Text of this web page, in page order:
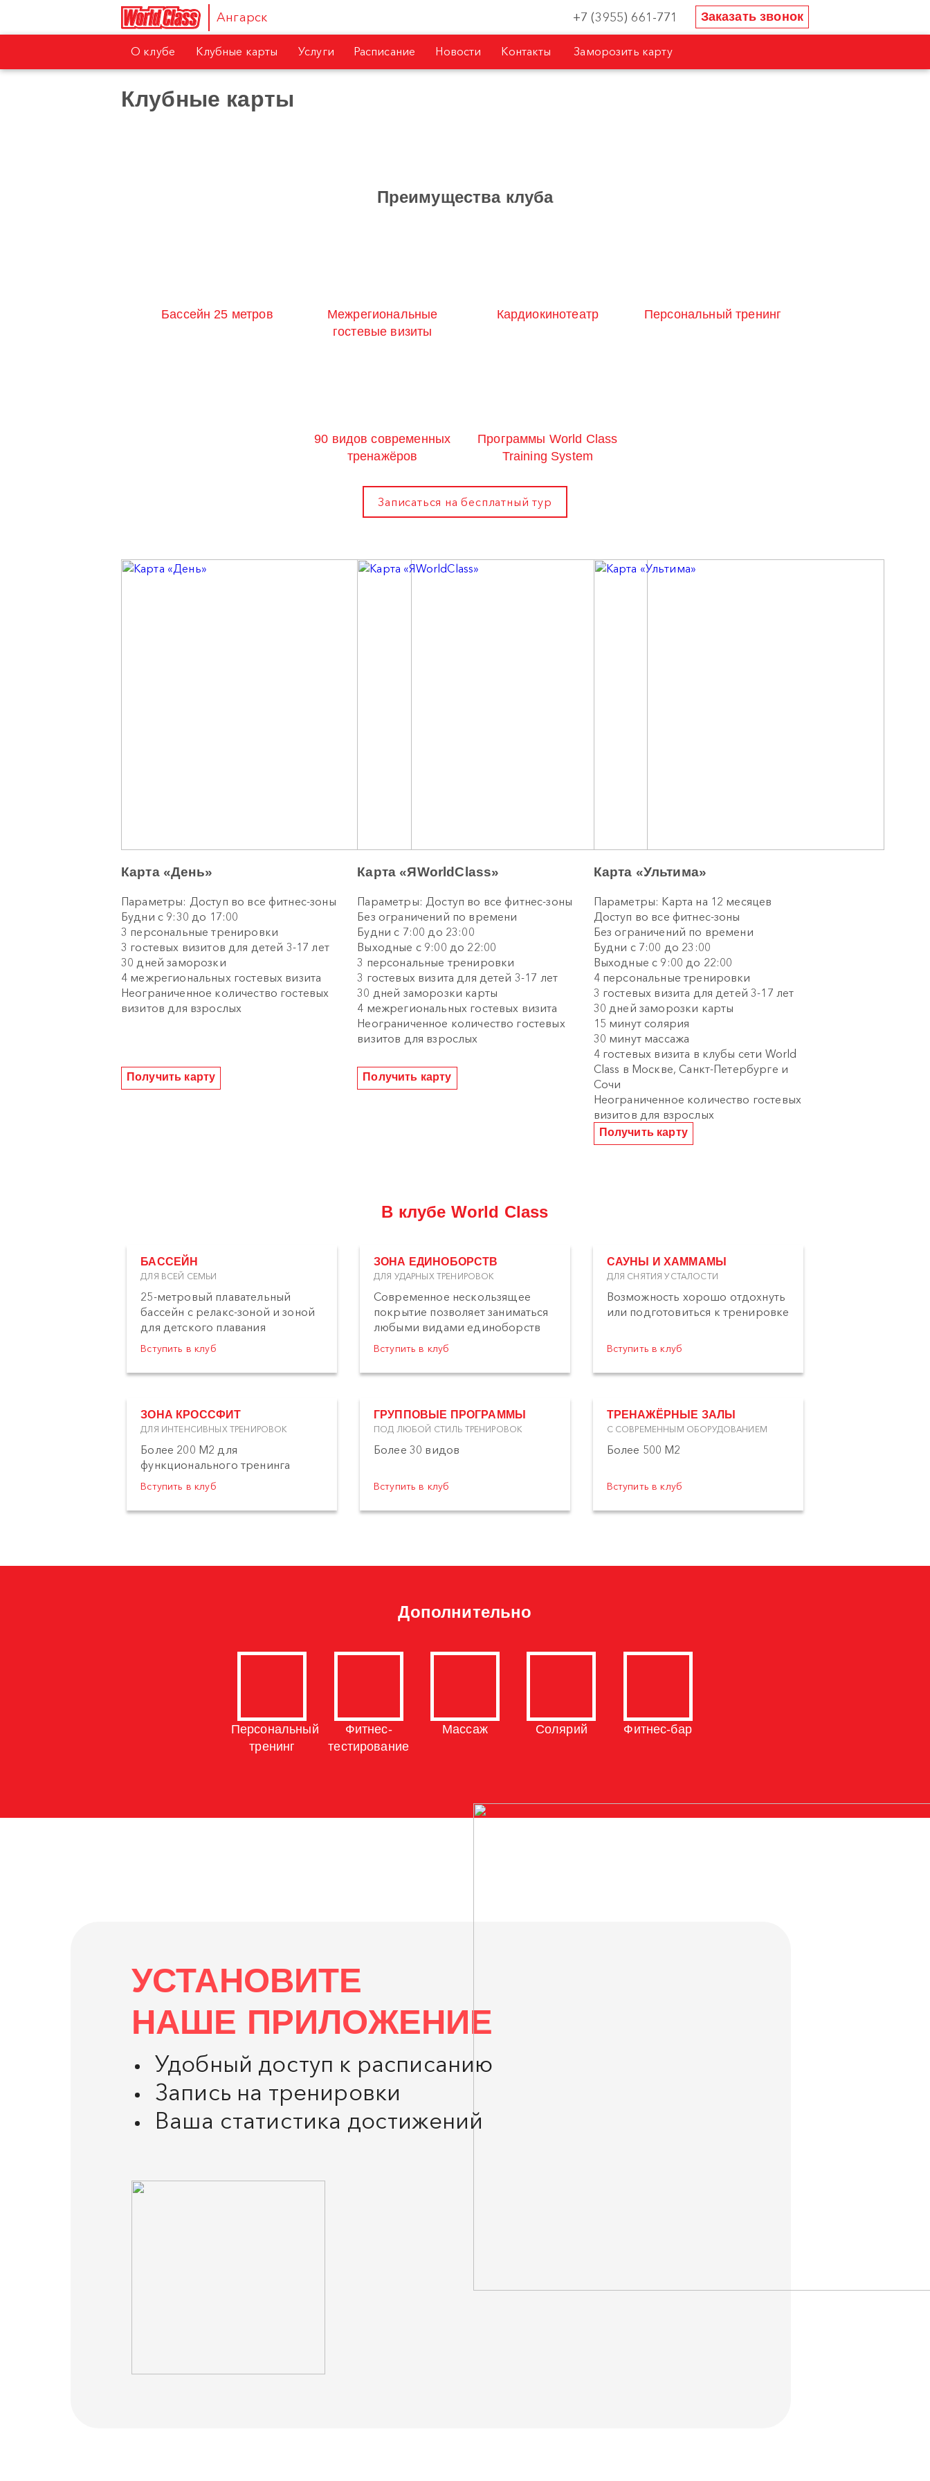
Ангарск Заказать звонок
+7 (3955) 661-771
О клубе Клубные карты Услуги Расписание Новости Контакты Заморозить карту
Клубные карты
Преимущества клуба
Бассейн 25 метров
Межрегиональные
гостевые визиты
Кардиокинотеатр Персональный тренинг
90 видов современных
тренажёров
Программы World Class
Training System
Записаться на бесплатный тур
Карта «День»
Параметры: Доступ во все фитнес-зоны
Будни с 9:30 до 17:00
3 персональные тренировки
3 гостевых визитов для детей 3-17 лет
30 дней заморозки
4 межрегиональных гостевых визита
Неограниченное количество гостевых
визитов для взрослых
Получить карту
Карта «ЯWorldClass»
Параметры: Доступ во все фитнес-зоны
Без ограничений по времени
Будни с 7:00 до 23:00
Выходные с 9:00 до 22:00
3 персональные тренировки
3 гостевых визита для детей 3-17 лет
30 дней заморозки карты
4 межрегиональных гостевых визита
Неограниченное количество гостевых
визитов для взрослых
Получить карту
Карта «Ультима»
Параметры: Карта на 12 месяцев
Доступ во все фитнес-зоны
Без ограничений по времени
Будни с 7:00 до 23:00
Выходные с 9:00 до 22:00
4 персональные тренировки
3 гостевых визита для детей 3-17 лет
30 дней заморозки карты
15 минут солярия
30 минут массажа
4 гостевых визита в клубы сети World
Class в Москве, Санкт-Петербурге и
Сочи
Неограниченное количество гостевых
визитов для взрослых
Получить карту
В клубе World Class
БАССЕЙН
ДЛЯ ВСЕЙ СЕМЬИ
25-метровый плавательный
бассейн с релакс-зоной и зоной
для детского плавания
Вступить в клуб
ЗОНА ЕДИНОБОРСТВ
ДЛЯ УДАРНЫХ ТРЕНИРОВОК
Современное нескользящее
покрытие позволяет заниматься
любыми видами единоборств
Вступить в клуб
САУНЫ И ХАММАМЫ
ДЛЯ СНЯТИЯ УСТАЛОСТИ
Возможность хорошо отдохнуть
или подготовиться к тренировке
Вступить в клуб
ЗОНА КРОССФИТ
ДЛЯ ИНТЕНСИВНЫХ ТРЕНИРОВОК
Более 200 М2 для
функционального тренинга
Вступить в клуб
ГРУППОВЫЕ ПРОГРАММЫ
ПОД ЛЮБОЙ СТИЛЬ ТРЕНИРОВОК
Более 30 видов
Вступить в клуб
ТРЕНАЖЁРНЫЕ ЗАЛЫ
С СОВРЕМЕННЫМ ОБОРУДОВАНИЕМ
Более 500 М2
Вступить в клуб
Дополнительно
Персональный
тренинг
Фитнес-
тестирование
Массаж Солярий Фитнес-бар
УСТАНОВИТЕ
НАШЕ ПРИЛОЖЕНИЕ
Удобный доступ к расписанию
Запись на тренировки
Ваша статистика достижений